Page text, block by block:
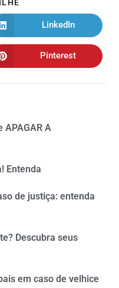
LinkedIn
Pinterest
APAGAR A
Entenda
de justiça: entenda
Descubra seus
em caso de velhice